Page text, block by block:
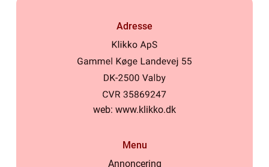
Adresse
web: www.klikko.dk
Menu
Annoncering